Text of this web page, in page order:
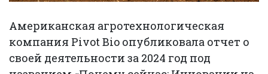
Американская агротехнологическая
компания Pivot Bio опубликовала отчет о
своей деятельности за 2024 год под